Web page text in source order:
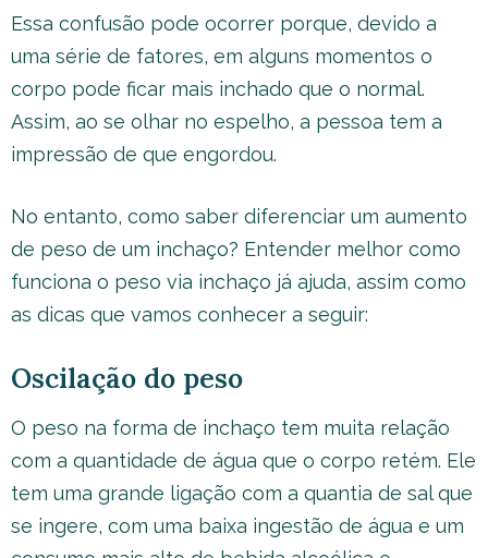
Essa confusão pode ocorrer porque, devido a
uma série de fatores, em alguns momentos o
corpo pode ficar mais inchado que o normal.
Assim, ao se olhar no espelho, a pessoa tem a
impressão de que engordou.
No entanto, como saber diferenciar um aumento
de peso de um inchaço? Entender melhor como
funciona o peso via inchaço já ajuda, assim como
as dicas que vamos conhecer a seguir:
Oscilação do peso
O peso na forma de inchaço tem muita relação
com a quantidade de água que o corpo retém. Ele
tem uma grande ligação com a quantia de sal que
se ingere, com uma baixa ingestão de água e um